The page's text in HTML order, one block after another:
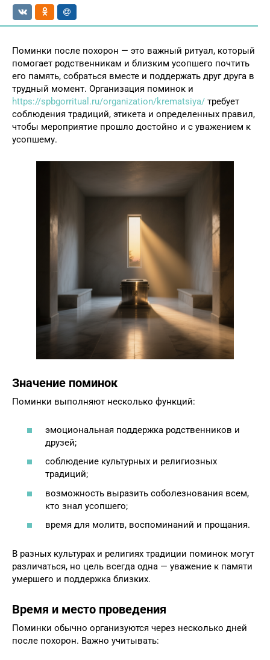
Поминки после похорон — это важный ритуал, который
помогает родственникам и близким усопшего почтить
его память, собраться вместе и поддержать друг друга в
трудный момент. Организация поминок и
https://spbgorritual.ru/organization/krematsiya/ требует
соблюдения традиций, этикета и определенных правил,
чтобы мероприятие прошло достойно и с уважением к
усопшему.
Значение поминок
Поминки выполняют несколько функций:
эмоциональная поддержка родственников и
друзей;
соблюдение культурных и религиозных
традиций;
возможность выразить соболезнования всем,
кто знал усопшего;
время для молитв, воспоминаний и прощания.
В разных культурах и религиях традиции поминок могут
различаться, но цель всегда одна — уважение к памяти
умершего и поддержка близких.
Время и место проведения
Поминки обычно организуются через несколько дней
после похорон. Важно учитывать: